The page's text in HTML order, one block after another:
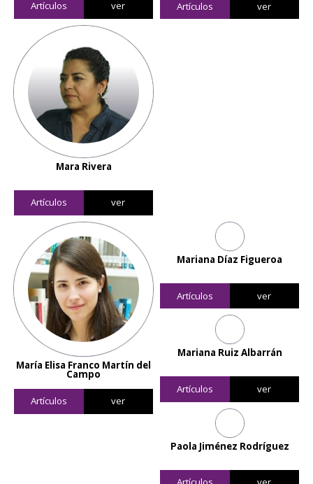
Artículos ver Artículos ver
Mara Rivera
Artículos ver
María Elisa Franco Martín del
Campo
Artículos ver
Mariana Díaz Figueroa
Artículos ver
Mariana Ruiz Albarrán
Artículos ver
Paola Jiménez Rodríguez